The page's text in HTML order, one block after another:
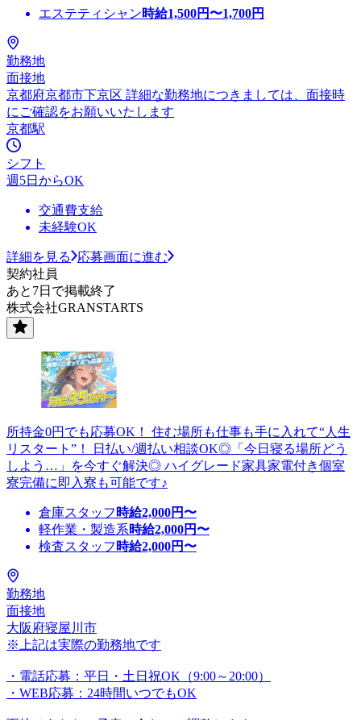
エステティシャン時給1,500円〜1,700円
勤務地
面接地
京都府京都市下京区 詳細な勤務地につきましては、面接時
にご確認をお願いいたします
京都駅
シフト
週5日からOK
交通費支給
未経験OK
詳細を見る
応募画面に進む
契約社員
あと7日で掲載終了
株式会社GRANSTARTS
所持金0円でも応募OK！ 住む場所も仕事も手に入れて“人生
リスタート”！ 日払い/週払い相談OK◎「今日寝る場所どう
しよう…」を今すぐ解決◎ ハイグレード家具家電付き個室
寮完備に即入寮も可能です♪
倉庫スタッフ 時給2,000円〜
軽作業・製造系時給2,000円〜
検査スタッフ 時給2,000円〜
勤務地
面接地
大阪府寝屋川市
※上記は実際の勤務地です
・電話応募：平日・土日祝OK（9:00～20:00）
・WEB応募：24時間いつでもOK